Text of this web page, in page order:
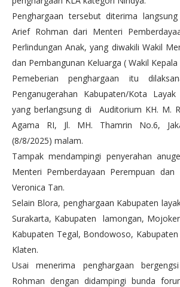
Penghargaan tersebut diterima
Arief Rohman dari Menteri
Perlindungan Anak, yang diwakili Wakil
dan Pembangunan Keluarga ( Wakil Kepala
Pemeberian penghargaan itu
Penganugerahan Kabupaten/Kota
yang berlangsung di Auditorium KH. M.
Agama RI, Jl. MH. Thamrin No.6,
(8/8/2025) malam.
Tampak mendampingi penyerahan
Menteri Pemberdayaan Perempuan dan
Veronica Tan.
Selain Blora, penghargaan Kabupaten
Surakarta, Kabupaten lamongan,
Kabupaten Tegal, Bondowoso,
Klaten.
Usai menerima penghargaan
Rohman dengan didampingi bunda